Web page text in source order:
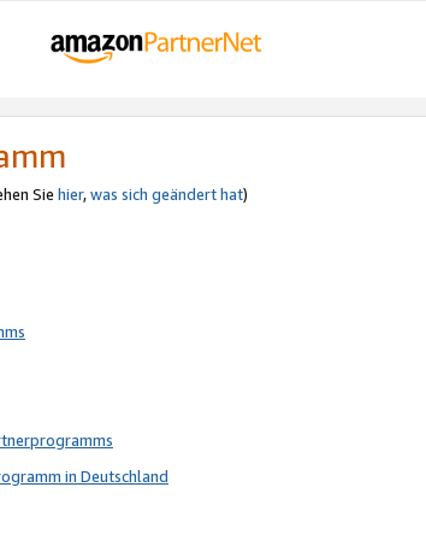
Sie hier,was sich geändert hat)
in Deutschland